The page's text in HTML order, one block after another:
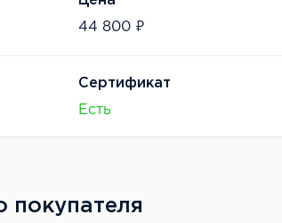
44 800 ₽
Сертификат
Есть
покупателя